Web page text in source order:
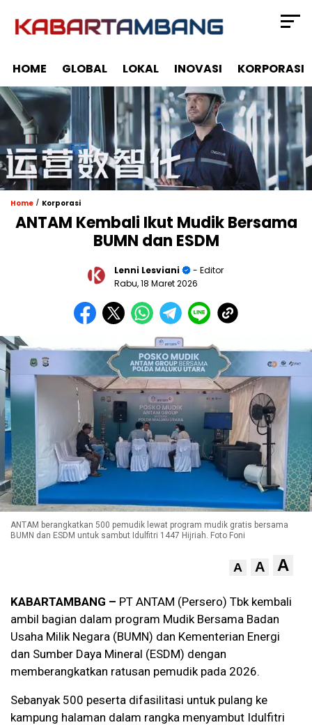
HOME GLOBAL LOKAL INOVASI KORPORASI
Home / Korporasi
ANTAM Kembali Ikut Mudik Bersama
BUMN dan ESDM
Lenni Lesviani
- Editor
Rabu, 18 Maret 2026
ANTAM berangkatkan 500 pemudik lewat program mudik gratis bersama
BUMN dan ESDM untuk sambut Idulfitri 1447 Hijriah. Foto Foni
A A A
KABARTAMBANG – PT ANTAM (Persero) Tbk kembali
ambil bagian dalam program Mudik Bersama Badan
Usaha Milik Negara (BUMN) dan Kementerian Energi
dan Sumber Daya Mineral (ESDM) dengan
memberangkatkan ratusan pemudik pada 2026.
Sebanyak 500 peserta difasilitasi untuk pulang ke
kampung halaman dalam rangka menyambut Idulfitri